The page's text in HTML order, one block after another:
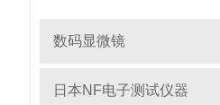
数码显微镜
日本NF电子测试仪器